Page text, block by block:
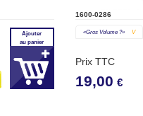
Ajouter
au panier
1600-0286
«gros Volume ?» V
Prix TTC
19,00 €